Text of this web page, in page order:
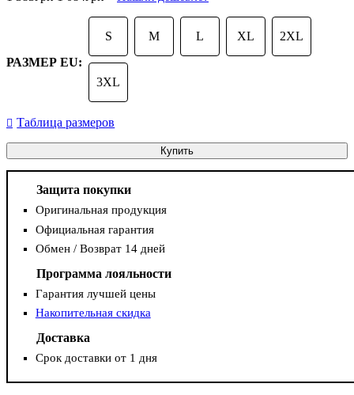
РАЗМЕР EU:
S M L XL 2XL
3XL
Таблица размеров
Купить
Защита покупки
Оригинальная продукция
Официальная гарантия
Обмен / Возврат 14 дней
Программа лояльности
Гарантия лучшей цены
Накопительная скидка
Доставка
Срок доставки от 1 дня